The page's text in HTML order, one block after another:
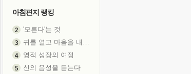
아침편지 랭킹
영적 성장의 여정
신의 음성을 듣는다